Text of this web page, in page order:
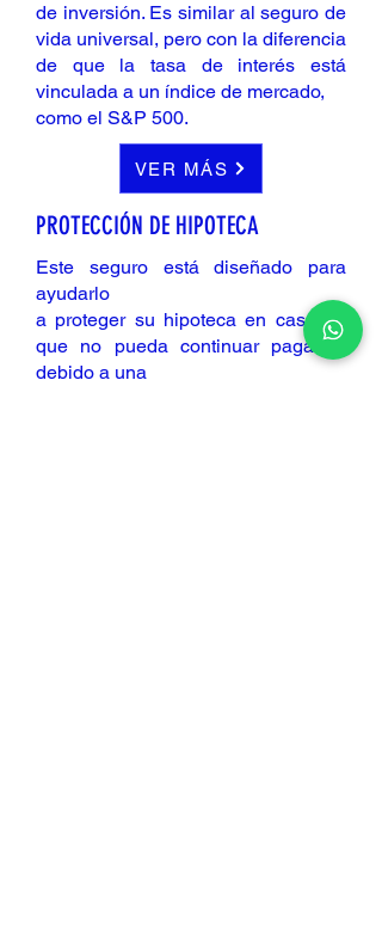
PROTECCIÓN DE HIPOTECA
Este seguro está diseñado para
ayudarlo
a proteger su hipoteca en caso de
que no pueda continuar pagando
debido a una
de inversión. Es similar al seguro de
vida universal, pero con la diferencia
de que la tasa de interés está
vinculada a un índice de mercado,
como el S&P 500.
VER MÁS